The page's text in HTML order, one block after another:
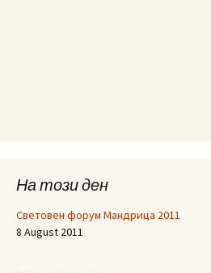
На този ден
Световен форум Мандрица 2011
8 August 2011